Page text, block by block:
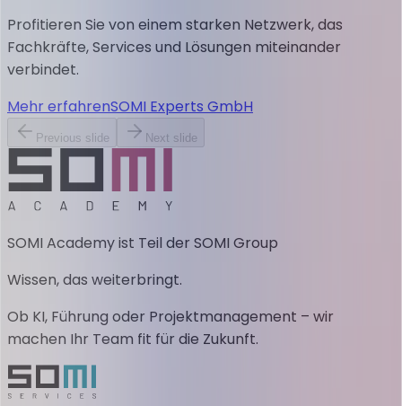
Profitieren Sie von einem starken Netzwerk, das
Fachkräfte, Services und Lösungen miteinander
verbindet.
Mehr erfahrenSOMI Experts GmbH
Previous slide Next slide
SOMI Academy ist Teil der SOMI Group
Wissen, das weiterbringt.
Ob KI, Führung oder Projektmanagement – wir
machen Ihr Team fit für die Zukunft.